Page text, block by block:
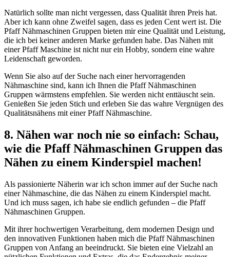
Natürlich sollte man nicht vergessen, dass Qualität ihren Preis hat.
Aber ich kann ohne Zweifel sagen, dass es jeden Cent wert ist. Die
Pfaff Nähmaschinen Gruppen bieten mir eine Qualität und Leistung,
die ich bei keiner anderen Marke gefunden habe. Das Nähen mit
einer Pfaff Maschine ist nicht nur ein Hobby, sondern eine wahre
Leidenschaft geworden.
Wenn Sie also auf der Suche nach einer hervorragenden
Nähmaschine sind, kann ich Ihnen die Pfaff Nähmaschinen
Gruppen wärmstens empfehlen. Sie werden nicht enttäuscht sein.
Genießen Sie jeden Stich und erleben Sie das wahre Vergnügen des
Qualitätsnähens mit einer Pfaff Nähmaschine.
8. Nähen war noch nie so einfach: Schau,
wie die Pfaff Nähmaschinen Gruppen das
Nähen zu einem Kinderspiel machen!
Als passionierte Näherin war ich schon immer auf der Suche nach
einer Nähmaschine, die das Nähen zu einem Kinderspiel macht.
Und ich muss sagen, ich habe sie endlich gefunden – die Pfaff
Nähmaschinen Gruppen.
Mit ihrer hochwertigen Verarbeitung, dem modernen Design und
den innovativen Funktionen haben mich die Pfaff Nähmaschinen
Gruppen von Anfang an beeindruckt. Sie bieten eine Vielzahl an